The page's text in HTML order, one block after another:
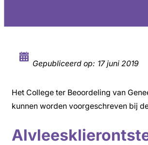
Gepubliceerd op: 17 juni 2019
Het College ter Beoordeling van
kunnen worden voorgeschreven bij